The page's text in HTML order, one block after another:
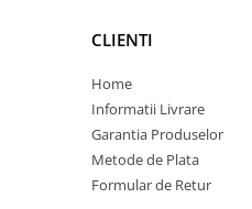
CLIENTI
Home
Informatii Livrare
Garantia Produselor
Metode de Plata
Formular de Retur